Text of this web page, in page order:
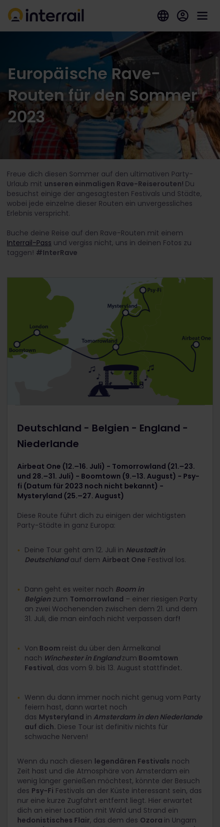
Europäische Rave-
Routen für den Sommer
2023
Freue dich diesen Sommer auf den ultimativen Party-
Urlaub mit unseren einmaligen Rave-Reiserouten! Du
besuchst einige der angesagtesten Festivals und Städte,
wobei jede einzelne dieser Routen ein unvergessliches
Erlebnis verspricht.
Buche deine Reise auf den Rave-Routen mit einem
Interrail-Pass und vergiss nicht, uns in deinen Fotos zu
taggen! #InterRave
Deutschland - Belgien - England -
Niederlande
Airbeat One (12.–16. Juli) - Tomorrowland (21.–23.
und 28.–31. Juli) - Boomtown (9.–13. August) - Psy-
fi (Datum für 2023 noch nicht bekannt) -
Mysteryland (25.–27. August)
Diese Route führt dich zu einigen der wichtigsten
Party-Städte in ganz Europa:
Deine Tour geht am 12. Juli in Neustadt in
Deutschlandauf dem Airbeat One Festival los.
Dann geht es weiter nach Boom in
Belgienzum Tomorrowland – einer riesigen Party
an zwei Wochenenden zwischen dem 21. und dem
31. Juli, die man einfach nicht verpassen darf!
Von Boom reist du über den Ärmelkanal
nach Winchester in England zum Boomtown
Festival, das vom 9. bis 13. August stattfindet.
Wenn du dann immer noch nicht genug vom Party
feiern hast, dann wartet noch
das Mysteryland in Amsterdam in den Niederlande
auf dich. Diese Tour ist definitiv nichts für
schwache Nerven!
Wenn du nach diesen legendären Festivals noch
Zeit hast und die Atmosphäre von Amsterdam ein
wenig länger genießen möchtest, könnte der Besuch
des Psy-Fi Festivals an der Küste interessant sein, das
nur eine kurze Zugfahrt entfernt liegt. Hier erwartet
dich an einer Location mit Wald und Strand ein
hedonistisches Flair, das dem des Ozora in Ungarn